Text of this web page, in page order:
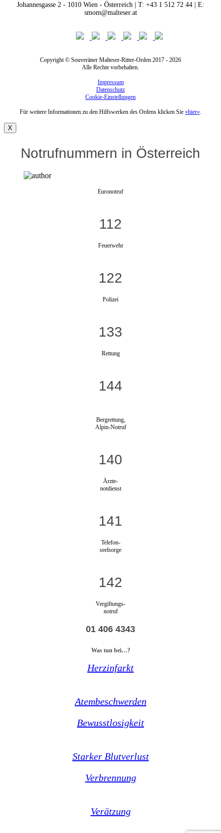
Johannesgasse 2 - 1010 Wien - Österreich | T: +43 1 512 72 44 | E:
smom@malteser.at
Copyright © Souveräner Malteser-Ritter-Orden 2017 - 2026
Alle Rechte vorbehalten.
Impressum
Datenschutz
Cookie-Einstellungen
Für weitere Informationen zu den Hilfswerken des Ordens klicken Sie »hier«
X
Notrufnummern in Österreich
Euronotruf
112
Feuerwehr
122
Polizei
133
Rettung
144
Bergrettung,
Alpin-Notruf
140
Ärzte-
notdienst
141
Telefon-
seelsorge
142
Vergiftungs-
notruf
01 406 4343
Was tun bei…?
Herzinfarkt
Atembeschwerden
Bewusstlosigkeit
Starker Blutverlust
Verbrennung
Verätzung